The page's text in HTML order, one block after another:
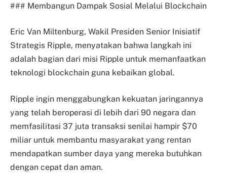
### Membangun Dampak Sosial Melalui Blockchain
Eric Van Miltenburg, Wakil Presiden Senior Inisiatif
Strategis Ripple, menyatakan bahwa langkah ini
adalah bagian dari misi Ripple untuk memanfaatkan
teknologi blockchain guna kebaikan global.
Ripple ingin menggabungkan kekuatan jaringannya
yang telah beroperasi di lebih dari 90 negara dan
memfasilitasi 37 juta transaksi senilai hampir $70
miliar untuk membantu masyarakat yang rentan
mendapatkan sumber daya yang mereka butuhkan
dengan cepat dan aman.